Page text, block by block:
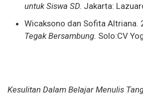
untuk Siswa SD. Jakarta:
Wicaksono dan Sofita Altriana.
Tegak Bersambung. Solo:CV
Kesulitan Dalam Belajar Menulis